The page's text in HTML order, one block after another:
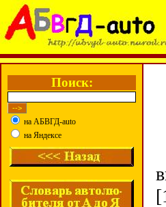
Поиск:
на АБВГД-auto
на Яндексе